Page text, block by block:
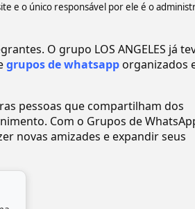
e o único responsável por ele é o
O grupo LOS ANGELES já
grupos de whatsapporganizados
pessoas que compartilham dos
Com o Grupos de
novas amizades e expandir seus